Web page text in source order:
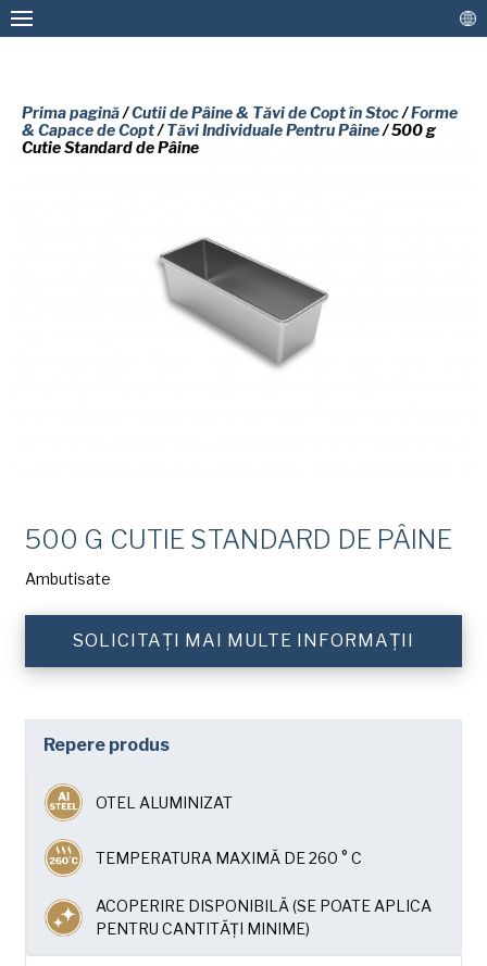
Forme & Tăvi de Copt Personalizate
Straturi de acoperire antiaderentă și Serviciul
de Reteflonare
Mai Multe Soluții
Chicago Metallic
Pan GLO
Synova
Turbel
USA Pan
Prima pagină/Cutii de Pâine & Tăvi de Copt în Stoc/Forme
& Capace de Copt/Tăvi Individuale Pentru Pâine/ 500 g
Cutie Standard de Pâine
500 G CUTIE STANDARD DE PÂINE
Ambutisate
SOLICITAȚI MAI MULTE INFORMAȚII
Repere produs
OTEL ALUMINIZAT
TEMPERATURA MAXIMĂ DE 260 ° C
ACOPERIRE DISPONIBILĂ (SE POATE APLICA
PENTRU CANTITĂȚI MINIME)
VĂ RUGĂM SĂ COMPLETAȚI
FORMULARUL DE MAI JOS PENTRU
A PRIMI GRATUIT O COPIE A
DOCUMENTULUI SOLICITAT.
familie
(Required)
(Required)
Telefon
Adresa
de
mail
(Required)
Țară
(Required)
Țară *
Consent
(Required)
Da, am citit și am înțeles
confidențialitatea American Pan.